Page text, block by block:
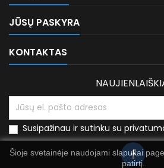
JŪSŲ PASKYRA
KONTAKTAS
Šioje svetainėje naudojami slapukai
patirtį.
Susipažinau ir sutinku su